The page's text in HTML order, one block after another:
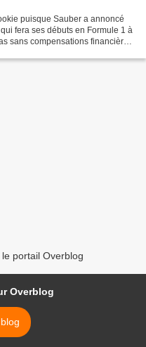
puisque Sauber a annoncé
fera ses débuts en Formule 1 à
sans compensations financières
portail Overblog
Overblog